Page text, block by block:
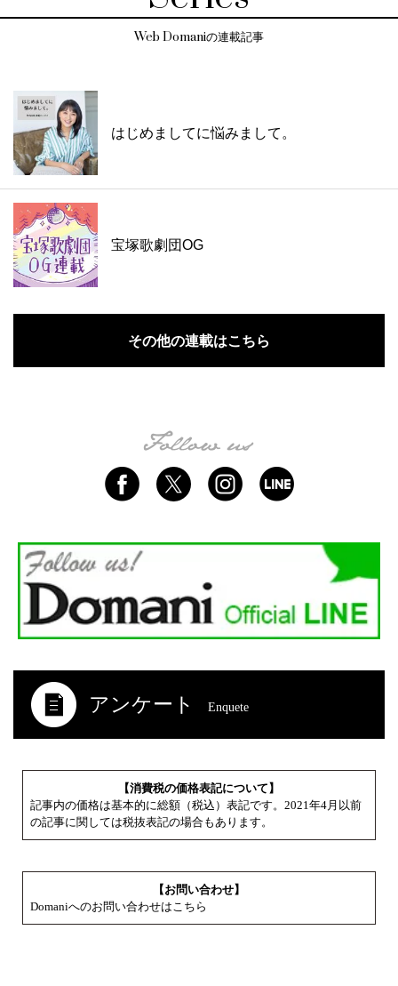
Web Domaniの連載記事
はじめましてに悩みまして。
宝塚歌劇団OG
その他の連載はこちら
アンケート Enquete
【消費税の価格表記について】
記事内の価格は基本的に総額（税込）表記です。2021年4月以前
の記事に関しては税抜表記の場合もあります。
【お問い合わせ】
Domaniへのお問い合わせはこちら